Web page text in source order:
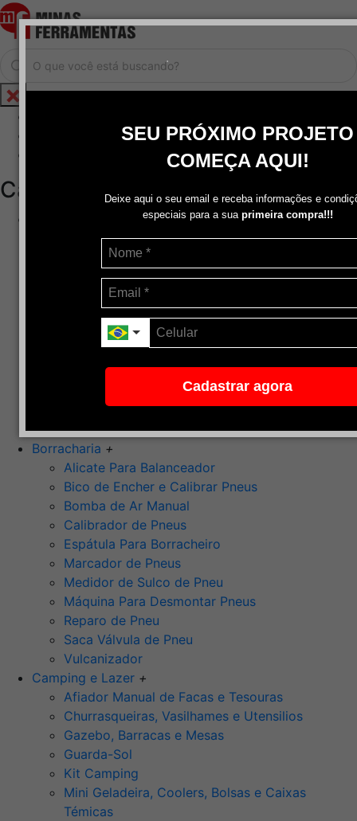
.
SEU PRÓXIMO PROJETO
COMEÇA AQUI!
Deixe aqui o seu email e receba informações e
especiais para a sua primeira compra!!!
Cadastrar agora
Cadastrar / Logar
Central de Atendimento
Categorias
Disco de Corte
Disco de Corte e Desbaste-Dupla Aplicação
Disco de Desbaste
Escovas de Aço
Escovas de Latão
Pasta Para Assentar Válvula
Pedra de Afiar
Ponta Montada (Oxido de Alumínio)
Rebolos
Borracharia +
Alicate Para Balanceador
Bico de Encher e Calibrar Pneus
Bomba de Ar Manual
Calibrador de Pneus
Espátula Para Borracheiro
Marcador de Pneus
Medidor de Sulco de Pneu
Máquina Para Desmontar Pneus
Reparo de Pneu
Saca Válvula de Pneu
Vulcanizador
Camping e Lazer +
Afiador Manual de Facas e Tesouras
Churrasqueiras, Vasilhames e Utensilios
Gazebo, Barracas e Mesas
Guarda-Sol
Kit Camping
Mini Geladeira, Coolers, Bolsas e Caixas
Témicas